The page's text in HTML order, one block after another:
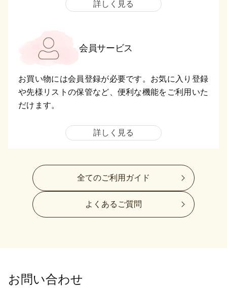
詳しく見る
会員サービス
お買い物には会員登録が必要です。お気に入り登録
や先様リストの保管など、便利な機能をご利用いた
だけます。
詳しく見る
全てのご利用ガイド
よくあるご質問
お問い合わせ